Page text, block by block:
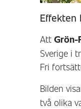
Effekten
Att Grön-
Sverige i
Fri
Bilden
två olika